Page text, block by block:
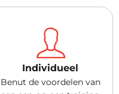
Individueel
Benut de voordelen van